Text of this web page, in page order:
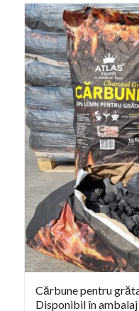
Cărbune pentru
Disponibil în